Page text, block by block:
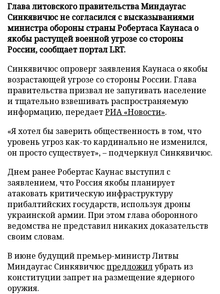
Глава литовского правительства Миндаугас
Синкявичюс не согласился с высказываниями
министра обороны страны Робертаса Каунаса о
якобы растущей военной угрозе со стороны
России, сообщает портал LRT.
Синкявичюс опроверг заявления Каунаса о якобы
возрастающей угрозе со стороны России. Глава
правительства призвал не запугивать население
и тщательно взвешивать распространяемую
информацию, передаетРИА «Новости».
«Я хотел бы заверить общественность в том, что
уровень угроз как-то кардинально не изменился,
он просто существует», – подчеркнул Синкявичюс.
Днем ранее Робертас Каунас выступил с
заявлением, что Россия якобы планирует
атаковать критическую инфраструктуру
прибалтийских государств, используя дроны
украинской армии. При этом глава оборонного
ведомства не представил никаких доказательств
своим словам.
В июне будущий премьер-министр Литвы
Миндаугас Синкявичюспредложилубрать из
конституции запрет на размещение ядерного
оружия.